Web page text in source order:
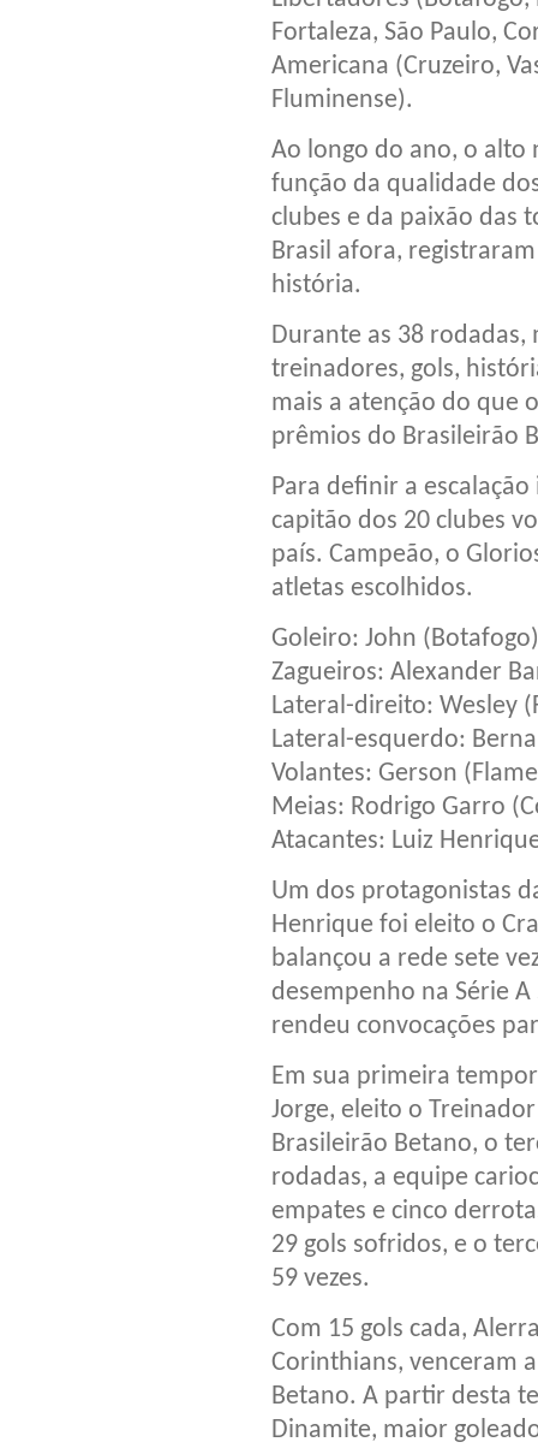
Fortaleza, São Paulo,
Americana (Cruzeiro,
Fluminense).
Ao longo do ano, o alto
função da qualidade
clubes e da paixão das
Brasil afora,
história.
Durante as 38
treinadores, gols,
mais a atenção do que
prêmios do Brasileirão
Para definir a
capitão dos 20 clubes
país. Campeão, o
atletas escolhidos.
Goleiro: John (Botafogo)
Zagueiros: Alexander
Lateral-direito: Wesley
Lateral-esquerdo:
Volantes: Gerson
Meias: Rodrigo Garro
Atacantes: Luiz
Um dos protagonistas
Henrique foi eleito o
balançou a rede sete
desempenho na Série
rendeu convocações
Em sua primeira
Jorge, eleito o
Brasileirão Betano, o
rodadas, a equipe
empates e cinco
29 gols sofridos, e o
59 vezes.
Com 15 gols cada,
Corinthians, venceram
Betano. A partir desta
Dinamite, maior